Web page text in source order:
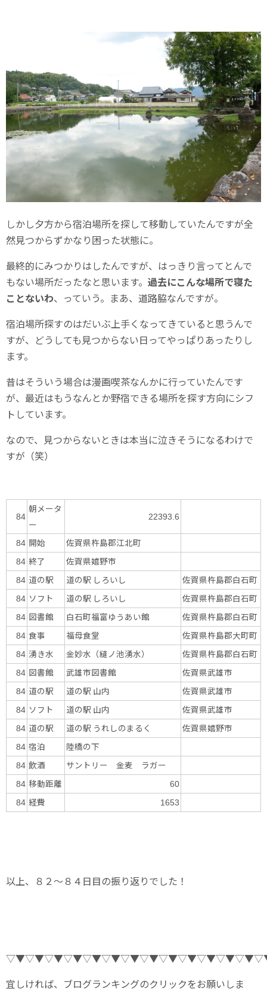
しかし夕方から宿泊場所を探して移動していたんですが全
然見つからずかなり困った状態に。
最終的にみつかりはしたんですが、はっきり言ってとんで
もない場所だったなと思います。 過去にこんな場所で寝た
ことないわ、っていう。まあ、道路脇なんですが。
宿泊場所探すのはだいぶ上手くなってきていると思うんで
すが、どうしても見つからない日ってやっぱりあったりし
ます。
昔はそういう場合は漫画喫茶なんかに行っていたんです
が、最近はもうなんとか野宿できる場所を探す方向にシフ
トしています。
なので、見つからないときは本当に泣きそうになるわけで
すが（笑）
84
朝メータ
ー
22393.6
84 開始 佐賀県杵島郡江北町
84 終了 佐賀県嬉野市
84 道の駅 道の駅 しろいし 佐賀県杵島郡白石町
84 ソフト 道の駅 しろいし 佐賀県杵島郡白石町
84 図書館 白石町福富ゆうあい館 佐賀県杵島郡白石町
84 食事 福母食堂 佐賀県杵島郡大町町
84 湧き水 金妙水（縫ノ池湧水） 佐賀県杵島郡白石町
84 図書館 武雄市図書館 佐賀県武雄市
84 道の駅 道の駅 山内 佐賀県武雄市
84 ソフト 道の駅 山内 佐賀県武雄市
84 道の駅 道の駅 うれしのまるく 佐賀県嬉野市
84 宿泊 陸橋の下
84 飲酒 サントリー 金麦 ラガー
84 移動距離 60
84 経費 1653
以上、８２～８４日目の振り返りでした！
宜しければ、ブログランキングのクリックをお願いしま